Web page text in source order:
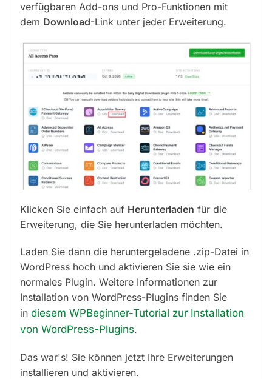
verfügbaren Add-ons und Pro-Funktionen mit
dem Download-Link unter jeder Erweiterung.
Klicken Sie einfach auf Herunterladen für die
Erweiterung, die Sie herunterladen möchten.
Laden Sie dann die heruntergeladene .zip-Datei in
WordPress hoch und aktivieren Sie sie wie ein
normales Plugin. Weitere Informationen zur
Installation von WordPress-Plugins finden Sie
in diesem WPBeginner-Tutorial zur Installation
von WordPress-Plugins.
Das war's! Sie können jetzt Ihre Erweiterungen
installieren und aktivieren.